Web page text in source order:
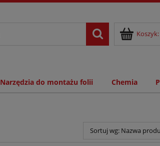
Koszyk:
Narzędzia do montażu folii Chemia
Sortuj wg: Nazwa